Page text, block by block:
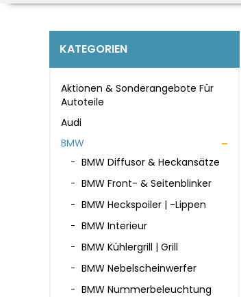
KATEGORIEN
Aktionen & Sonderangebote Für
Autoteile
Audi
BMW
BMW Diffusor & Heckansätze
BMW Front- & Seitenblinker
BMW Heckspoiler | -lippen
BMW Interieur
BMW Kühlergrill | Grill
BMW Nebelscheinwerfer
BMW Nummerbeleuchtung